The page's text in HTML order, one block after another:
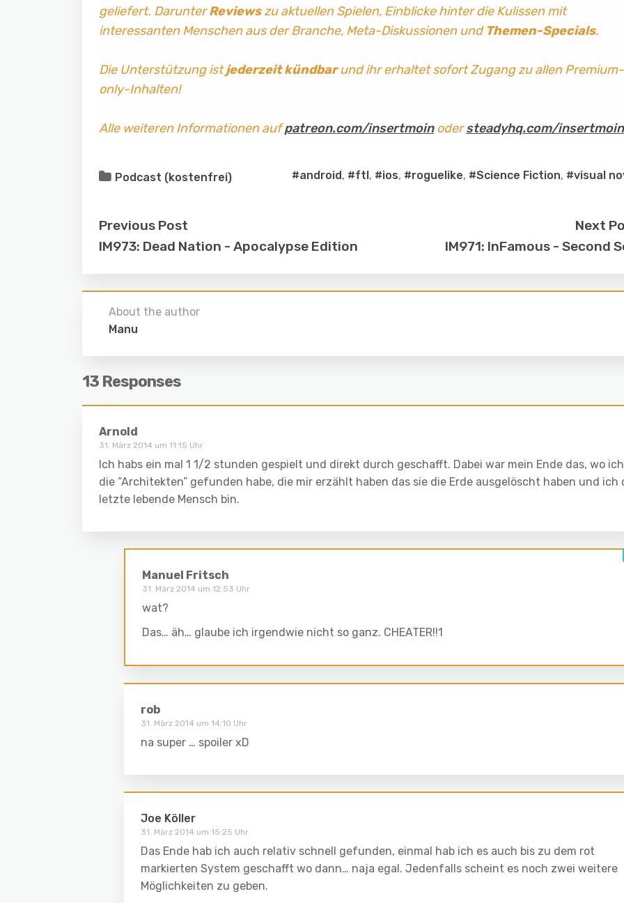
geliefert. DarunterReviewszu aktuellen Spielen, Einblicke hinter die Kulissen mit
interessanten Menschen aus der Branche, Meta-Diskussionen und Themen-Specials.
Die Unterstützung istjederzeit kündbarund ihr erhaltet sofort Zugang zu allen Premium-
only-Inhalten!
Alle weiteren Informationen aufpatreon.com/insertmoinodersteadyhq.com/insertmoin
Podcast (kostenfrei) #android, #ftl, #ios, #roguelike, #Science Fiction, #visual
Previous Post
IM973: Dead Nation - Apocalypse Edition
Next
IM971: InFamous - Second
About the author
Manu
13 Responses
Arnold
31. März 2014 um 11:15 Uhr
Ich habs ein mal 1 1/2 stunden gespielt und direkt durch geschafft. Dabei war mein Ende das, wo ich
die “Architekten” gefunden habe, die mir erzählt haben das sie die Erde ausgelöscht haben und ich
letzte lebende Mensch bin.
Manuel Fritsch
31. März 2014 um 12:53 Uhr
wat?
Das… äh… glaube ich irgendwie nicht so ganz. CHEATER!!1
rob
31. März 2014 um 14:10 Uhr
na super … spoiler xD
Joe Köller
31. März 2014 um 15:25 Uhr
Das Ende hab ich auch relativ schnell gefunden, einmal hab ich es auch bis zu dem rot
markierten System geschafft wo dann… naja egal. Jedenfalls scheint es noch zwei weitere
Möglichkeiten zu geben.